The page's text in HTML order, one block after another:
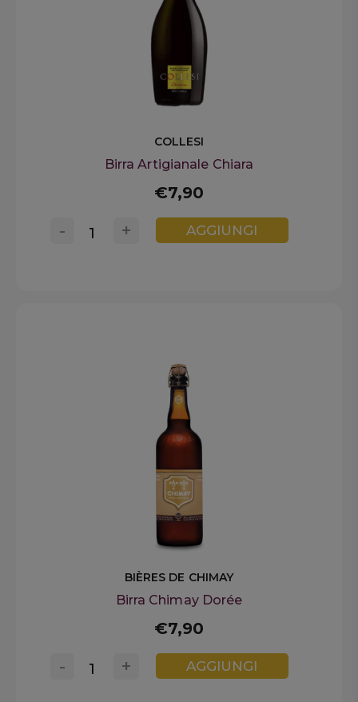
COLLESI
Birra Artigianale Chiara
€7,90
+
- AGGIUNGI
BIÈRES DE CHIMAY
Birra Chimay Dorée
€7,90
+
- AGGIUNGI